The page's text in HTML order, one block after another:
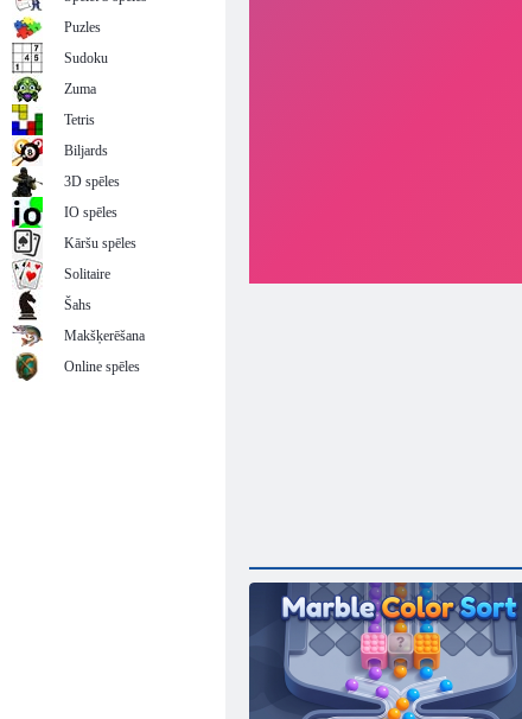
Puzles
Sudoku
Zuma
Tetris
Biljards
3D spēles
IO spēles
Kāršu spēles
Solitaire
Šahs
Makšķerēšana
Online spēles